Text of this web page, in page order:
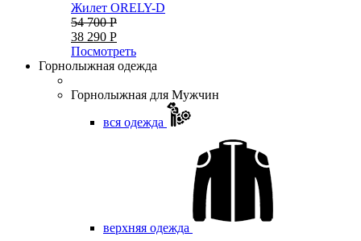
Жилет ORELY-D
54 700 Р
38 290 Р
Посмотреть
Горнолыжная одежда
Горнолыжная для Мужчин
вся одежда
верхняя одежда